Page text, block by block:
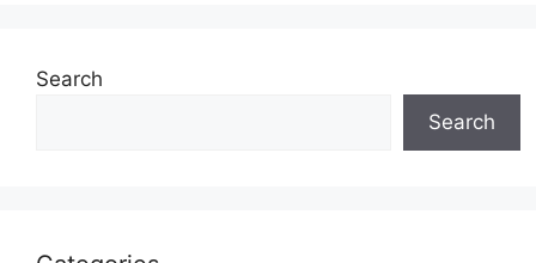
Search
Search